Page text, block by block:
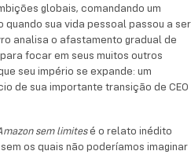
interesses, bem no
se expande: um
no anúncio de sua
para presidente
e uma empresa sem
imaginar a vida moderna.
globais, comandando um
quando sua vida pessoal passou a ser
analisa o afastamento gradual de
focar em seus muitos outros
seu império se expande: um
de sua importante transição de CEO
sem limitesé o relato inédito
os quais não poderíamos imaginar